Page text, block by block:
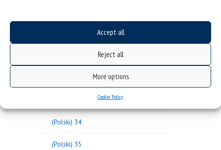
Accept all
Reject all
More options
Cookie Policy
(Polski) 34
(Polski) 35